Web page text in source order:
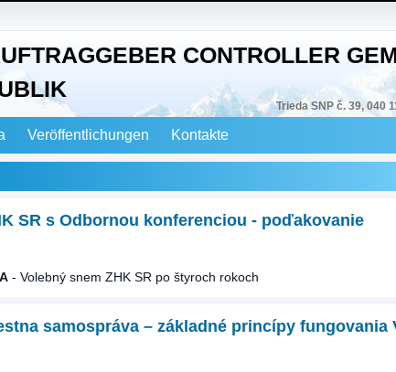
CONTROLLER
Trieda SNP č. 39, 040
Veröffentlichungen Kontakte
SR s Odbornou konferenciou - poďakovanie
- Volebný snem ZHK SR po štyroch rokoch
samospráva – základné princípy fungovania